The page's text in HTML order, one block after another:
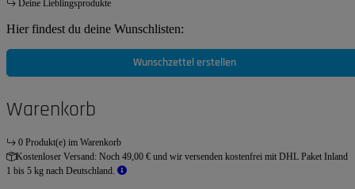
Deine Lieblingsprodukte
Hier findest du deine Wunschlisten:
Wunschzettel erstellen
Warenkorb
0 Produkt(e) im Warenkorb
Kostenloser Versand: Noch 49,00 € und wir versenden kostenfrei mit DHL Paket Inland
1 bis 5 kg nach Deutschland.